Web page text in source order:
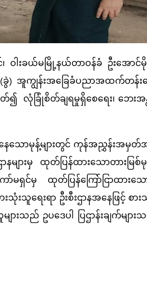
ါးခယ်မမြို့နယ်တာဝန်ခံ ဦးအောင်
ျွန်းအခြေခံပညာအထက်တန်းကျော
လုံခြုံစိတ်ချရမှုရှိစေရေး၊ ဘေးအ
သောမုန့်များတွင် ကုန်အညွှန်းအမှတ်
ားမှ ထုတ်ပြန်ထားသောတားမြစ်
းကော်မရှင်မှ ထုတ်ပြန်ကြော်ငြာ
းသူရေးရာ ဦးစီးဌာနအနေဖြင့် စား
ားသည် ဥပဒေပါ ပြဌာန်းချက်မ